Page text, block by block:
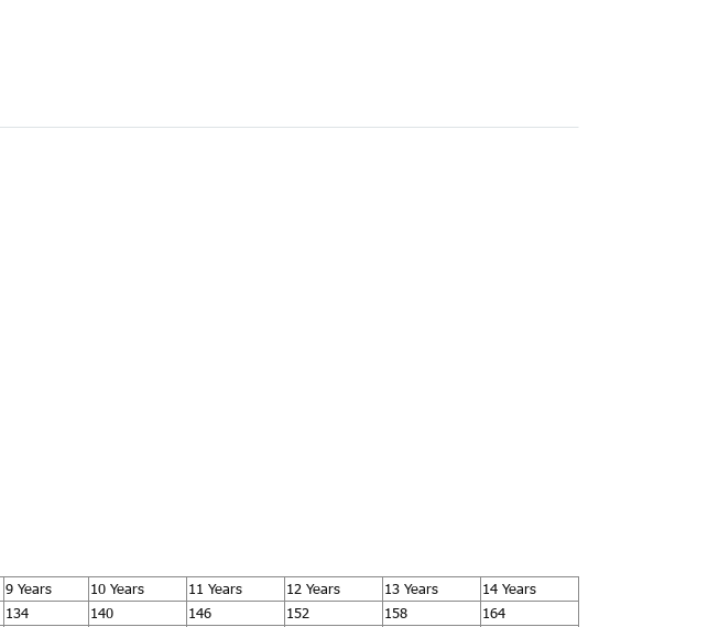
9 Years 10 Years 11 Years 12 Years 13 Years
14 Years
134 140 146 152 158
164